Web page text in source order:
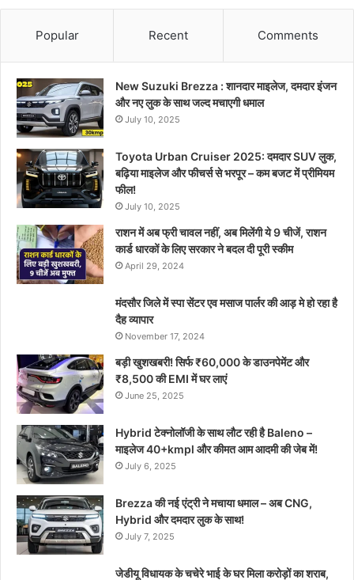
Popular Recent Comments
New Suzuki Brezza : शानदार माइलेज, दमदार इंजन
और नए लुक के साथ जल्द मचाएगी धमाल
July 10, 2025
Toyota Urban Cruiser 2025: दमदार SUV लुक,
बढ़िया माइलेज और फीचर्स से भरपूर – कम बजट में प्रीमियम
फील!
July 10, 2025
राशन में अब फ्री चावल नहीं, अब मिलेंगी ये 9 चीजें, राशन
कार्ड धारकों के लिए सरकार ने बदल दी पूरी स्कीम
April 29, 2024
मंदसौर जिले में स्पा सेंटर एव मसाज पार्लर की आड़ मे हो रहा है
दैह व्यापार
November 17, 2024
बड़ी खुशखबरी! सिर्फ ₹60,000 के डाउनपेमेंट और
₹8,500 की EMI में घर लाएं
June 25, 2025
Hybrid टेक्नोलॉजी के साथ लौट रही है Baleno –
माइलेज 40+kmpl और कीमत आम आदमी की जेब में!
July 6, 2025
Brezza की नई एंट्री ने मचाया धमाल – अब CNG,
Hybrid और दमदार लुक के साथ!
July 7, 2025
जेडीयू विधायक के चचेरे भाई के घर मिला करोड़ों का शराब,